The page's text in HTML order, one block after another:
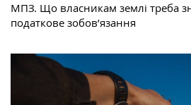
МПЗ. Що власникам землі треба
податкове зобов’язання